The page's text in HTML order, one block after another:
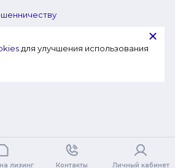
лизинг Контакты Личный кабинет
для улучшения использования